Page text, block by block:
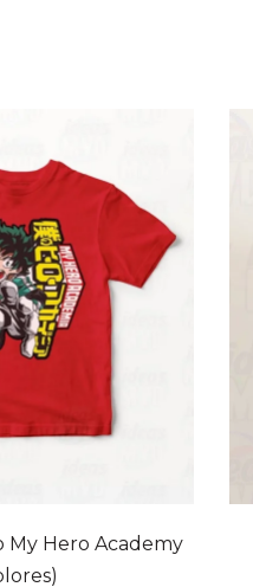
My Hero Academy